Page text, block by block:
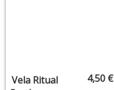
Vela Ritual
4,50 €